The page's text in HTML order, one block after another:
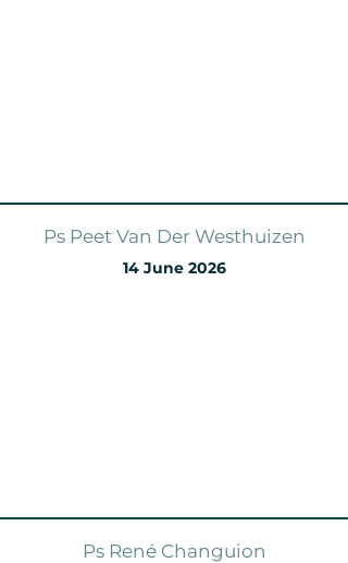
Ps Peet Van Der Westhuizen
14 June 2026
Ps René Changuion